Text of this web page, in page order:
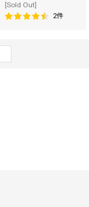
[Sold Out]
2件